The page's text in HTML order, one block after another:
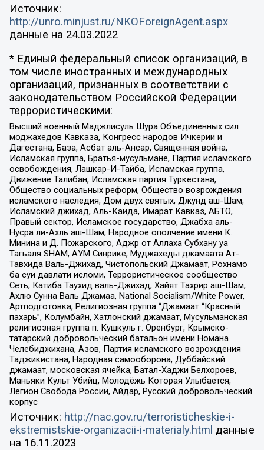
Источник:
http://unro.minjust.ru/NKOForeignAgent.aspx
данные на 24.03.2022
* Единый федеральный список организаций, в
том числе иностранных и международных
организаций, признанных в соответствии с
законодательством Российской Федерации
террористическими:
Высший военный Маджлисуль Шура Объединенных сил
моджахедов Кавказа, Конгресс народов Ичкерии и
Дагестана, База, Асбат аль-Ансар, Священная война,
Исламская группа, Братья-мусульмане, Партия исламского
освобождения, Лашкар-И-Тайба, Исламская группа,
Движение Талибан, Исламская партия Туркестана,
Общество социальных реформ, Общество возрождения
исламского наследия, Дом двух святых, Джунд аш-Шам,
Исламский джихад, Аль-Каида, Имарат Кавказ, АБТО,
Правый сектор, Исламское государство, Джабха аль-
Нусра ли-Ахль аш-Шам, Народное ополчение имени К.
Минина и Д. Пожарского, Аджр от Аллаха Субхану уа
Тагьаля SHAM, АУМ Синрике, Муджахеды джамаата Ат-
Тавхида Валь-Джихад, Чистопольский Джамаат, Рохнамо
ба суи давлати исломи, Террористическое сообщество
Сеть, Катиба Таухид валь-Джихад, Хайят Тахрир аш-Шам,
Ахлю Сунна Валь Джамаа, National Socialism/White Power,
Артподготовка, Религиозная группа “Джамаат “Красный
пахарь”, Колумбайн, Хатлонский джамаат, Мусульманская
религиозная группа п. Кушкуль г. Оренбург, Крымско-
татарский добровольческий батальон имени Номана
Челебиджихана, Азов, Партия исламского возрождения
Таджикистана, Народная самооборона, Дуббайский
джамаат, московская ячейка, Батал-Хаджи Белхороев,
Маньяки Культ Убийц, Молодёжь Которая Улыбается,
Легион Свобода России, Айдар, Русский добровольческий
корпус
Источник: http://nac.gov.ru/terroristicheskie-i-
ekstremistskie-organizacii-i-materialy.html данные
на 16.11.2023